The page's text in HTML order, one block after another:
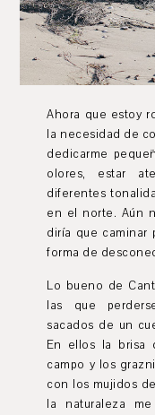
Ahora que estoy
la necesidad de
dedicarme
olores, estar
diferentes
en el norte. Aún
diría que caminar
forma de
Lo bueno de
las que
sacados de un
En ellos la brisa
campo y los
con los mujidos
la naturaleza